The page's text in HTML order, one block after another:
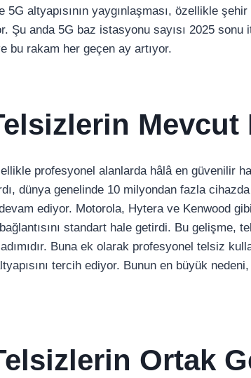
5G altyapısının yaygınlaşması, özellikle
Şu anda 5G baz istasyonu sayısı 2025 sonu
bu rakam her geçen ay artıyor.
Mevcut
profesyonel alanlarda hâlâ en güvenilir
dünya genelinde 10 milyondan fazla cihazda
ediyor. Motorola, Hytera ve Kenwood
standart hale getirdi. Bu gelişme,
Buna ek olarak profesyonel telsiz
tercih ediyor. Bunun en büyük nedeni,
Ortak